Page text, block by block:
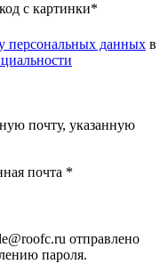
с картинки*
персональных данных в
почту, указанную
почта *
отправлено
пароля.